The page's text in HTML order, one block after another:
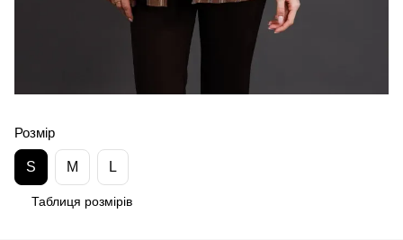
Розмір
S M L
Таблиця розмірів